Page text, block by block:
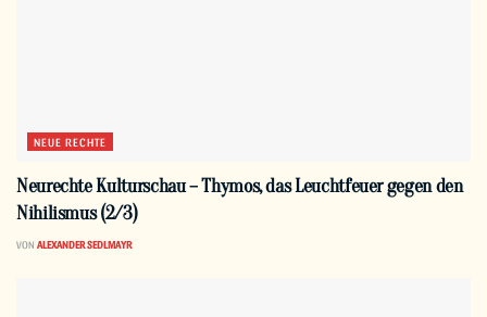
NEUE RECHTE
Neurechte Kulturschau – Thymos, das Leuchtfeuer gegen den
Nihilismus (2/3)
VON ALEXANDER SEDLMAYR